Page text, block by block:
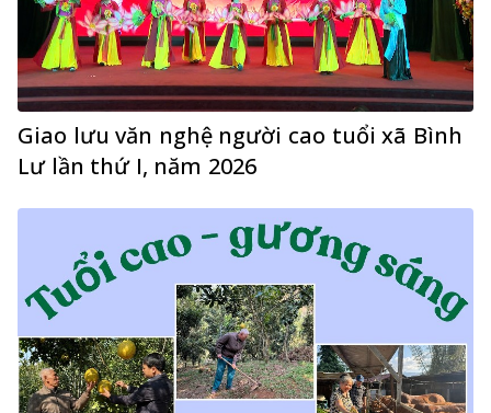
Giao lưu văn nghệ người cao tuổi xã Bình
Lư lần thứ I, năm 2026